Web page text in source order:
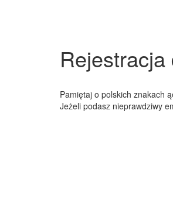
Pamiętaj o polskich znakach
Jeżeli podasz nieprawdziwy